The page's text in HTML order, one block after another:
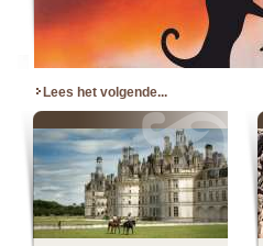
Lees het volgende...